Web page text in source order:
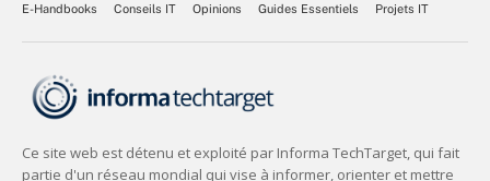
E-Handbooks Conseils IT Opinions Guides Essentiels Projets IT